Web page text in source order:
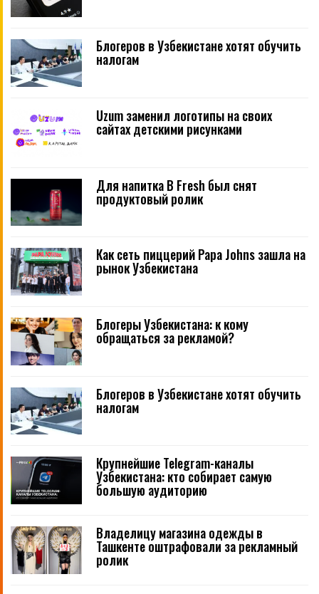
Блогеров в Узбекистане хотят обучить
налогам
Uzum заменил логотипы на своих
сайтах детскими рисунками
Для напитка B Fresh был снят
продуктовый ролик
Как сеть пиццерий Papa Johns зашла на
рынок Узбекистана
Блогеры Узбекистана: к кому
обращаться за рекламой?
Блогеров в Узбекистане хотят обучить
налогам
Крупнейшие Telegram-каналы
Узбекистана: кто собирает самую
большую аудиторию
Владелицу магазина одежды в
Ташкенте оштрафовали за рекламный
ролик